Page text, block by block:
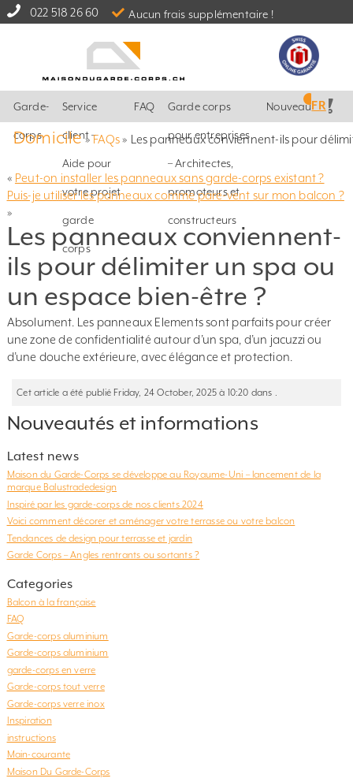
022 518 26 60 Aucun frais supplémentaire !
Garde-
corps
Service
client –
Aide pour
votre projet
garde
corps
FAQ Garde corps
pour entreprises
– Architectes,
promoteurs et
constructeurs
Nouveautés
FR
Domicile»FAQs» Les panneaux conviennent-ils pour
« Peut-on installer les panneaux sans garde-corps existant ?
Puis-je utiliser les panneaux comme pare-vent sur mon balcon ?
»
Les panneaux conviennent-
ils pour délimiter un spa ou
un espace bien-être ?
Absolument. Les panneaux Elements sont parfaits pour créer
une zone de confidentialité autour d’un spa, d’un jacuzzi ou
d’une douche extérieure, avec élégance et protection.
Cet article a été publié Friday, 24 October, 2025 à 10:20 dans .
Nouveautés et informations
Latest news
Maison du Garde-Corps se développe au Royaume-Uni – lancement de la
marque Balustradedesign
Inspiré par les garde-corps de nos clients 2024
Voici comment décorer et aménager votre terrasse ou votre balcon
Tendances de design pour terrasse et jardin
Garde Corps – Angles rentrants ou sortants ?
Categories
Balcon à la française
FAQ
Garde-corps aluminium
Garde-corps aluminium
garde-corps en verre
Garde-corps tout verre
Garde-corps verre inox
Inspiration
instructions
Main-courante
Maison Du Garde-Corps